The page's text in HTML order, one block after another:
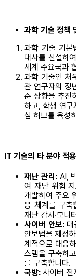
과학 기술 정책
과학 기술 기본
대사를 신설하
세계 주요국과
과학 기술인 처
관 연구자의 정
준 상향을 추진
하고, 학생 연구
심 허브를 육성
IT 기술의 타 분야 적용
재난 관리:AI,
여 재난 위험
개발하여 주요
응 체계를 구축
재난 감시·모니
사이버 안보:대
안보법을 제정
계적으로 대응
스템을 구축하
를 구축합니다.
국방: 사이버 전